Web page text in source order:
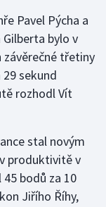
Pavel Pýcha a
bylo v
závěrečné třetiny
sekund
rozhodl Vít
stal novým
produktivitě v
45 bodů za 10
Jiřího Říhy,